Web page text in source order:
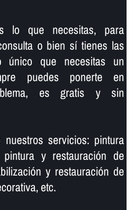
lo que necesitas, para
o bien sí­ tienes las
que necesitas un
puedes ponerte en
es gratis y sin
servicios: pintura
y restauración de
y restauración de
etc.